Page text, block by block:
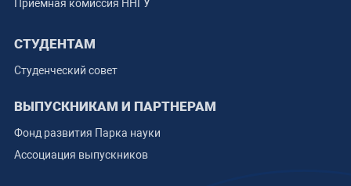
Приемная комиссия ННГУ
СТУДЕНТАМ
Студенческий совет
ВЫПУСКНИКАМ И ПАРТНЕРАМ
Фонд развития Парка науки
Ассоциация выпускников